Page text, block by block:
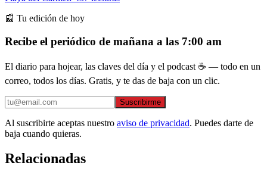
📰 Tu edición de hoy
Recibe el periódico de mañana a las 7:00 am
El diario para hojear, las claves del día y el podcast ☕ — todo en un
correo, todos los días. Gratis, y te das de baja con un clic.
Suscribirme
Al suscribirte aceptas nuestro aviso de privacidad. Puedes darte de
baja cuando quieras.
Relacionadas